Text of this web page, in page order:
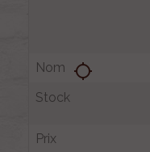
location_searching